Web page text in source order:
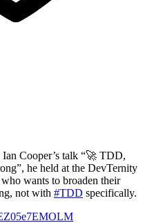
Cooper’s talk “🚀 TDD,
he held at the DevTernity
wants to broaden their
not with #TDD specifically.